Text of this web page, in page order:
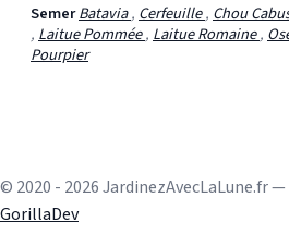
SemerBatavia, Cerfeuille, Chou
, Laitue Pommée, Laitue Romaine,
Pourpier
© 2020 - 2026 JardinezAvecLaLune.fr
GorillaDev